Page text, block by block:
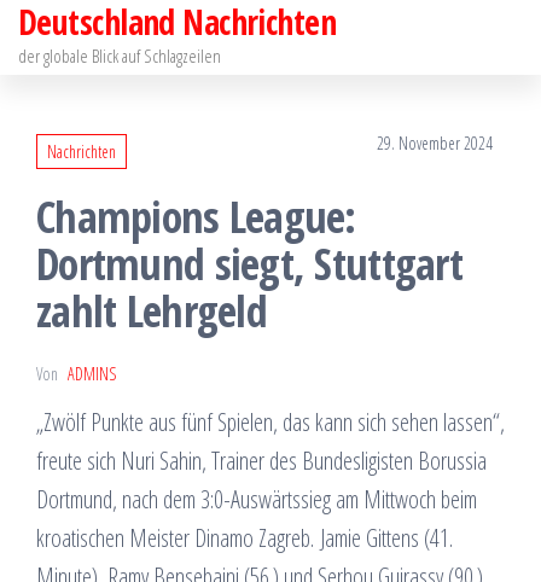
Zum
Inhalt
Deutschland Nachrichten
der globale Blick auf Schlagzeilen
Nachrichten 29. November 2024
Champions League:
Dortmund siegt, Stuttgart
zahlt Lehrgeld
Von ADMINS
„Zwölf Punkte aus fünf Spielen, das kann sich sehen lassen“,
freute sich Nuri Sahin, Trainer des Bundesligisten Borussia
Dortmund, nach dem 3:0-Auswärtssieg am Mittwoch beim
kroatischen Meister Dinamo Zagreb. Jamie Gittens (41.